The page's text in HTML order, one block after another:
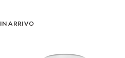
IN ARRIVO